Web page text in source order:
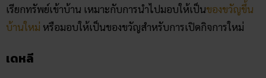
เรียกทรัพย์เข้าบ้าน เหมาะกับการนำไปมอบให้เป็นของขวัญขึ้น
บ้านใหม่ หรือมอบให้เป็นของขวัญสำหรับการเปิดกิจการใหม่
เดหลี